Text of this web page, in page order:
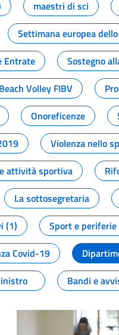
maestri di sci
Settimana europea
Entrate
Sostegno
Volley FIBV
Onoreficenze
Violenza nello
attività sportiva
La sottosegretaria
(1)
Sport e
Covid-19
Bandi e